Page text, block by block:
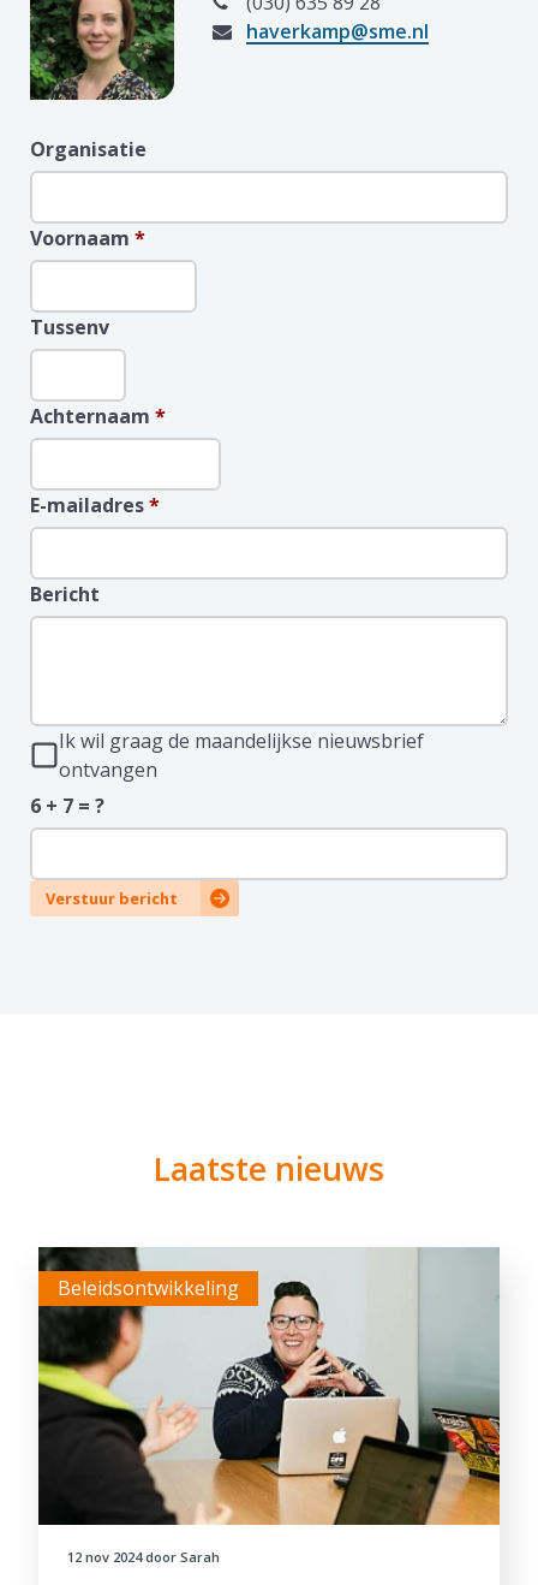
haverkamp@sme.nl
Organisatie
Voornaam *
Tussenv
Achternaam *
E-mailadres*
Bericht
Ik wil graag de maandelijkse nieuwsbrief
ontvangen
6 + 7 = ?
Verstuur bericht
Laatste nieuws
Beleidsontwikkeling
12 nov 2024door Sarah